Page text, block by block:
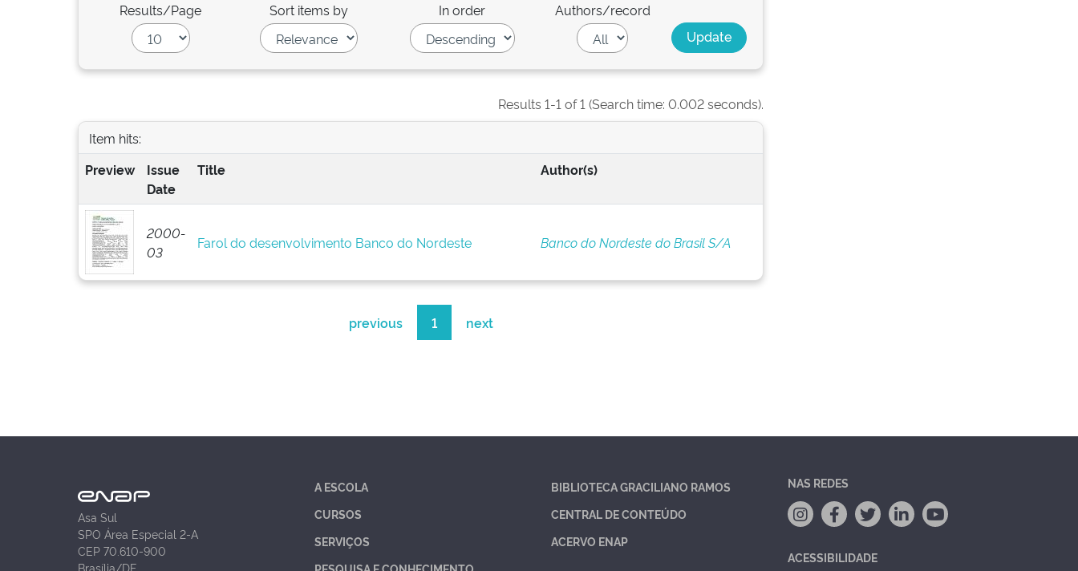
Results/Page Sort items by In order Authors/record
Results 1-1 of 1 (Search time: 0.002 seconds).
Item hits:
Preview
Issue
Date
Title Author(s)
2000-
03
Farol do desenvolvimento Banco do Nordeste Banco do Nordeste do Brasil S/A
previous 1 next
Asa Sul
SPO Área Especial 2-A
CEP 70.610-900
Brasília/DF
A ESCOLA
CURSOS
SERVIÇOS
BIBLIOTECA GRACILIANO RAMOS
CENTRAL DE CONTEÚDO
ACERVO ENAP
NAS REDES
ACESSIBILIDADE